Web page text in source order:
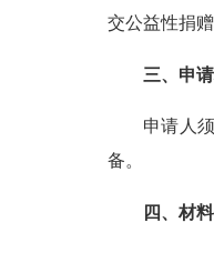
交公益性捐
三、 申
申请人
备。
四、 材